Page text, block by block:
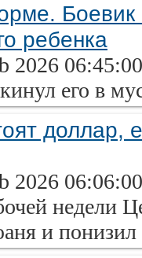
ребенка
2026
его в
доллар,
2026
недели
и понизил